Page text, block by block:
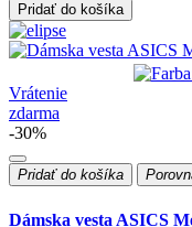
Pridať do košíka
Vrátenie
zdarma
-30%
Pridať do košíka
Dámska vesta ASICS